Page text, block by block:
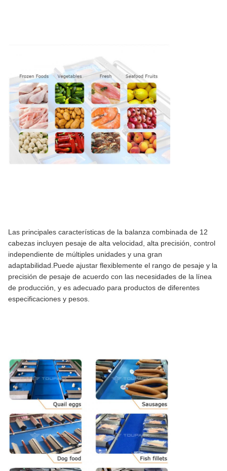
Las principales características de la balanza combinada de 12
cabezas incluyen pesaje de alta velocidad, alta precisión, control
independiente de múltiples unidades y una gran
adaptabilidad.Puede ajustar flexiblemente el rango de pesaje y la
precisión de pesaje de acuerdo con las necesidades de la línea
de producción, y es adecuado para productos de diferentes
especificaciones y pesos.